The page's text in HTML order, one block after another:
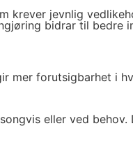
jevnlig
bidrar til bedre
mer forutsigbarhet i
eller ved